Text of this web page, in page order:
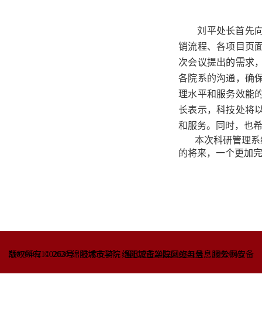
刘平处长首先
销流程、各项目页
次会议提出的需求
各院系的沟通，确
理水平和服务效能
长表示，科技处将
和服务。同时，也
本次科研管理
的将来，一个更加
版权所有 © 2020 绵阳城市学院蜀ICP备2022010781号 川公网安备
51070402110263号技术支持：绵阳城市学院网络与信息服务中心